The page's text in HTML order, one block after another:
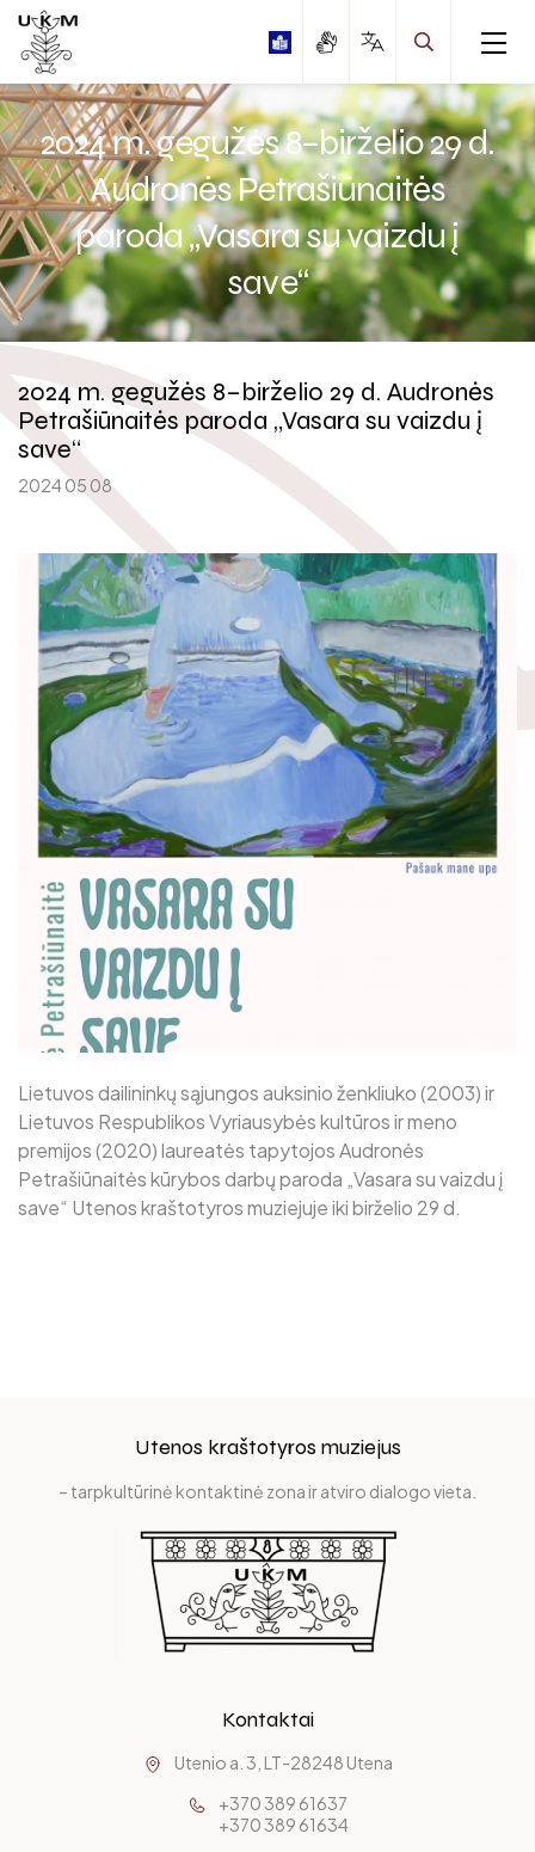
Edukaciniai užsiėmimai
Edukaciniai užsiėmimai pagal Kultūros pasą
Edukacijų gidas
Muziejaus istorija
Muziejaus rinkinai
Padaliniai
Vidaus darbo tvarkos taisyklės
Ekspozicijos
Leidiniai
Laisvės ąžuolai
Kilnojamosios parodos
2024 m. gegužės 8–birželio 29 d.
Audronės Petrašiūnaitės
paroda „Vasara su vaizdu į
save“
2024 m. gegužės 8–birželio 29 d. Audronės
Petrašiūnaitės paroda „Vasara su vaizdu į
save“
2024 05 08
Lietuvos dailininkų sąjungos auksinio ženkliuko (2003) ir
Lietuvos Respublikos Vyriausybės kultūros ir meno
premijos (2020) laureatės tapytojos Audronės
Petrašiūnaitės kūrybos darbų paroda „Vasara su vaizdu į
save“ Utenos kraštotyros muziejuje iki birželio 29 d.
Utenos kraštotyros muziejus
– tarpkultūrinė kontaktinė zona ir atviro dialogo vieta.
Kontaktai
Utenio a. 3, LT-28248 Utena
+370 389 61637
+370 389 61634